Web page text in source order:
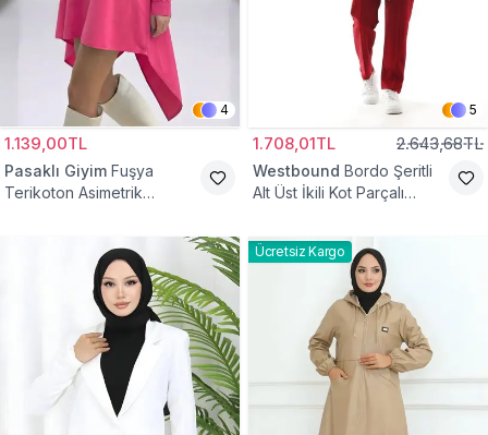
4
1.139,00TL
Pasaklı Giyim Fuşya
Terikoton Asimetrik
5
1.708,01TL 2.643,68TL
Westbound Bordo Şeritli
Alt Üst İkili Kot Parçalı
Ücretsiz Kargo